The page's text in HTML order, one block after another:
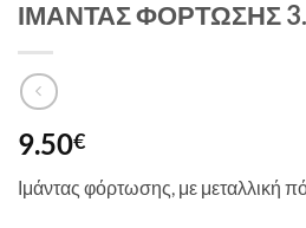
ΙΜΑΝΤΑΣ ΦΟΡΤΩΣΗΣ
9.50€
Ιμάντας φόρτωσης, με μεταλλική